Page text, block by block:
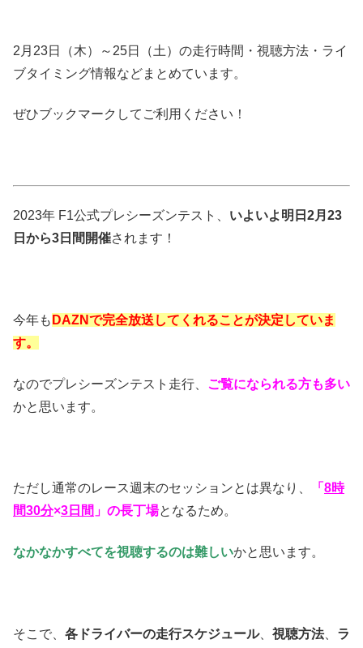
2月23日（木）～25日（土）の走行時間・視聴方法・ライ
ブタイミング情報などまとめています。
ぜひブックマークしてご利用ください！
2023年 F1公式プレシーズンテスト、 いよいよ明日2月23
日から3日間開催されます！
今年も DAZNで完全放送してくれることが決定していま
す。
なのでプレシーズンテスト走行、 ご覧になられる方も多い
かと思います。
ただし通常のレース週末のセッションとは異なり、 「 8時
間30分×3日間 」の長丁場となるため。
なかなかすべてを視聴するのは難しいかと思います。
そこで、 各ドライバーの走行スケジュール、 視聴方法、 ラ